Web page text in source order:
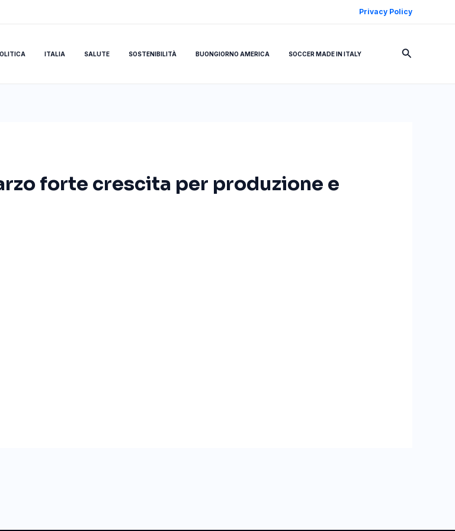
Privacy Policy
ITALIA SALUTE SOSTENIBILITÀ BUONGIORNO AMERICA SOCCER MADE IN ITALY Cerca
forte crescita per produzione e